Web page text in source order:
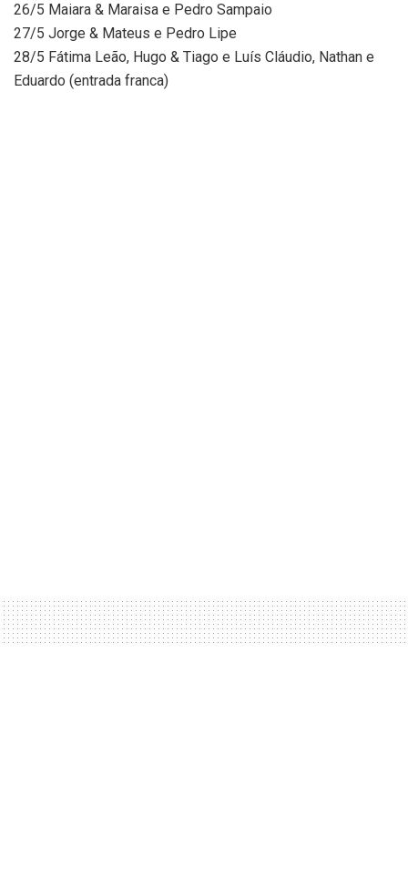
26/5 Maiara & Maraisa e Pedro Sampaio
27/5 Jorge & Mateus e Pedro Lipe
28/5 Fátima Leão, Hugo & Tiago e Luís Cláudio, Nathan e
Eduardo (entrada franca)